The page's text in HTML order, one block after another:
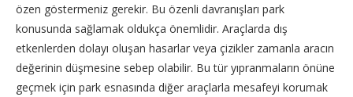
özen göstermeniz gerekir. Bu özenli davranışları park
konusunda sağlamak oldukça önemlidir. Araçlarda dış
etkenlerden dolayı oluşan hasarlar veya çizikler zamanla aracın
değerinin düşmesine sebep olabilir. Bu tür yıpranmaların önüne
geçmek için park esnasında diğer araçlarla mesafeyi korumak